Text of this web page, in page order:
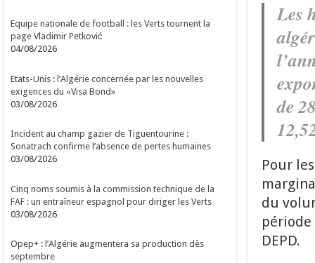
Les
de
Pour
du
période
DEPD.
Equipe nationale de football : les Verts tournent la
page Vladimir Petković
04/08/2026
Etats-Unis : l’Algérie concernée par les nouvelles
exigences du «Visa Bond»
03/08/2026
Incident au champ gazier de Tiguentourine :
Sonatrach confirme l’absence de pertes humaines
03/08/2026
Cinq noms soumis à la commission technique de la
FAF : un entraîneur espagnol pour diriger les Verts
03/08/2026
Opep+ : l’Algérie augmentera sa production dès
septembre